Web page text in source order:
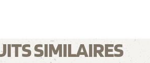
SIMILAIRES